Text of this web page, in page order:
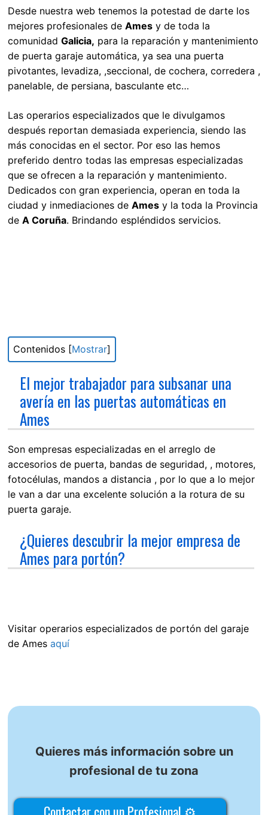
Desde nuestra web tenemos la potestad de darte los
mejores profesionales de Ames y de toda la
comunidad Galicia, para la reparación y mantenimiento
de puerta garaje automática, ya sea una puerta
pivotantes, levadiza, ,seccional, de cochera, corredera ,
panelable, de persiana, basculante etc…
Las operarios especializados que le divulgamos
después reportan demasiada experiencia, siendo las
más conocidas en el sector. Por eso las hemos
preferido dentro todas las empresas especializadas
que se ofrecen a la reparación y mantenimiento.
Dedicados con gran experiencia, operan en toda la
ciudad y inmediaciones de Ames y la toda la Provincia
de A Coruña. Brindando espléndidos servicios.
Contenidos [Mostrar]
El mejor trabajador para subsanar una
avería en las puertas automáticas en
Ames
Son empresas especializadas en el arreglo de
accesorios de puerta, bandas de seguridad, , motores,
fotocélulas, mandos a distancia , por lo que a lo mejor
le van a dar una excelente solución a la rotura de su
puerta garaje.
¿Quieres descubrir la mejor empresa de
Ames para portón?
Visitar operarios especializados de portón del garaje
de Ames aquí
Quieres más información sobre un
profesional de tu zona